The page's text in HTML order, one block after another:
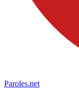
Paroles.net